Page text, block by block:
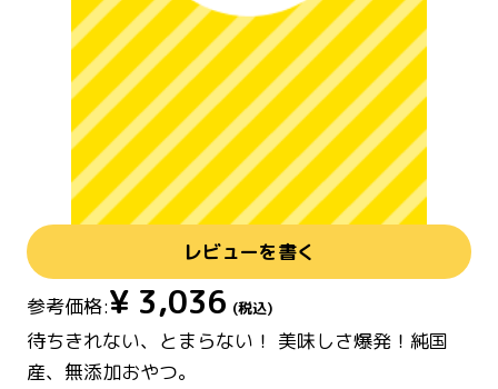
レビューを書く
参考価格:¥ 3,036 (税込)
待ちきれない、とまらない！ 美味しさ爆発！純国
産、無添加おやつ。